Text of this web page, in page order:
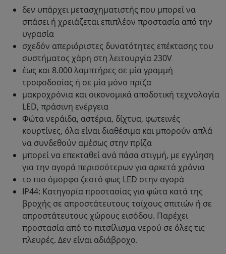
δεν υπάρχει μετασχηματιστής που μπορεί να
σπάσει ή χρειάζεται επιπλέον προστασία από την
υγρασία
σχεδόν απεριόριστες δυνατότητες επέκτασης του
συστήματος χάρη στη λειτουργία 230V
έως και 8.000 λαμπτήρες σε μία γραμμή
τροφοδοσίας ή σε μία μόνο πρίζα
μακροχρόνια και οικονομικά αποδοτική τεχνολογία
LED, πράσινη ενέργεια
Φώτα νεράιδα, αστέρια, δίχτυα, φωτεινές
κουρτίνες, όλα είναι διαθέσιμα και μπορούν απλά
να συνδεθούν αμέσως στην πρίζα
μπορεί να επεκταθεί ανά πάσα στιγμή, με εγγύηση
για την αγορά περισσότερων για αρκετά χρόνια
το πιο όμορφο ζεστό φως LED στην αγορά
IP44: Κατηγορία προστασίας για φώτα κατά της
βροχής σε απροστάτευτους τοίχους σπιτιών ή σε
απροστάτευτους χώρους εισόδου. Παρέχει
προστασία από το πιτσίλισμα νερού σε όλες τις
πλευρές. Δεν είναι αδιάβροχο.